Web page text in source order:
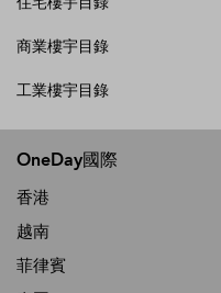
商業樓宇目錄
工業樓宇目錄
OneDay國際
香港
越南
菲律賓